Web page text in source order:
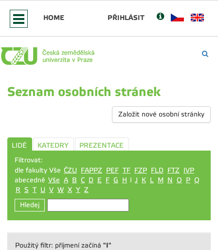
HOME PŘIHLÁSIT
Seznam osobních stránek
Založit nové osobní stránky
LIDÉ KATEDRY
PREZENTACE
Filtrovat:
dle fakulty Vše ČZU FAPPZ PEF TF FZP FLD FTZ IVP
abecedně Vše A B C D E F G H I J K L M N O P Q
R S T U V W X Y Z
Hledej
Použitý filtr: příjmení začíná "I"